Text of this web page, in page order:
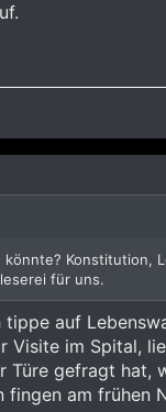
Konstitution,
für uns.
auf
im Spital,
gefragt
am